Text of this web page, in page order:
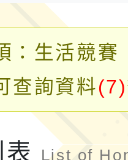
，鼓勵民眾
碳存摺2.0
明，請參閱
屆全國原住
亞洲盃暨
標賽
年度學生
王牌愛／
：生活競賽
查詢資料(7)
List of